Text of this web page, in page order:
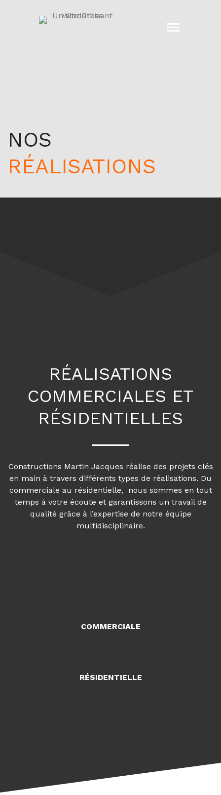
NOS
RÉALISATIONS
RÉALISATIONS
COMMERCIALES ET
RÉSIDENTIELLES
Constructions Martin Jacques réalise des projets clés
en main à travers différents types de réalisations. Du
commerciale au résidentielle, nous sommes en tout
temps à votre écoute et garantissons un travail de
qualité grâce à l’expertise de notre équipe
multidisciplinaire.
COMMERCIALE
RÉSIDENTIELLE